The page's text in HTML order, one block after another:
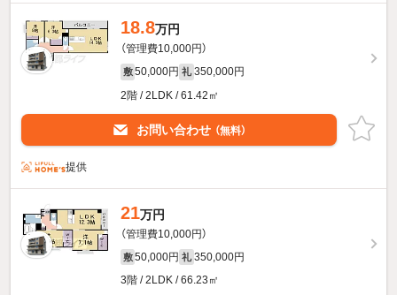
18.8万円
（管理費10,000円）
敷 50,000円 礼 350,000円
2階 / 2LDK / 61.42㎡
お問い合わせ （無料）
提供
21万円
（管理費10,000円）
敷 50,000円 礼 350,000円
3階 / 2LDK / 66.23㎡